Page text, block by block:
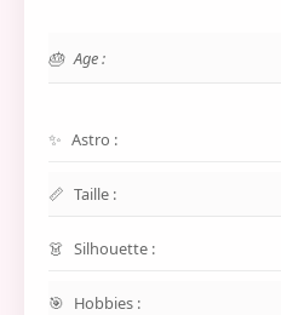
Age :
Astro :
Taille :
Silhouette :
Hobbies :